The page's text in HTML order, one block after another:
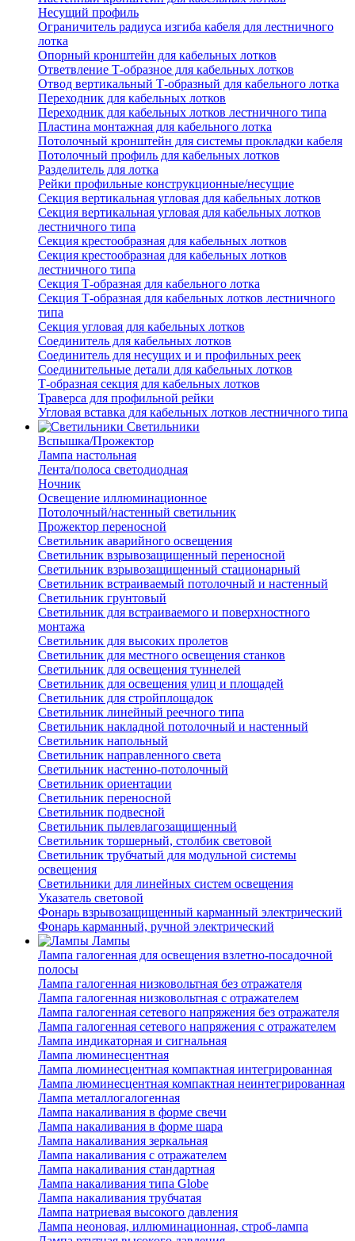
Несущий профиль
Ограничитель радиуса изгиба кабеля для лестничного
лотка
Опорный кронштейн для кабельных лотков
Ответвление Т-образное для кабельных лотков
Отвод вертикальный Т-образный для кабельного лотка
Переходник для кабельных лотков
Переходник для кабельных лотков лестничного типа
Пластина монтажная для кабельного лотка
Потолочный кронштейн для системы прокладки кабеля
Потолочный профиль для кабельных лотков
Разделитель для лотка
Рейки профильные конструкционные/несущие
Секция вертикальная угловая для кабельных лотков
Секция вертикальная угловая для кабельных лотков
лестничного типа
Секция крестообразная для кабельных лотков
Секция крестообразная для кабельных лотков
лестничного типа
Секция Т-образная для кабельного лотка
Секция Т-образная для кабельных лотков лестничного
типа
Секция угловая для кабельных лотков
Соединитель для кабельных лотков
Соединитель для несущих и и профильных реек
Соединительные детали для кабельных лотков
Т-образная секция для кабельных лотков
Траверса для профильной рейки
Угловая вставка для кабельных лотков лестничного типа
Светильники
Вспышка/Прожектор
Лампа настольная
Лента/полоса светодиодная
Ночник
Освещение иллюминационное
Потолочный/настенный светильник
Прожектор переносной
Светильник аварийного освещения
Светильник взрывозащищенный переносной
Светильник взрывозащищенный стационарный
Светильник встраиваемый потолочный и настенный
Светильник грунтовый
Светильник для встраиваемого и поверхностного
монтажа
Светильник для высоких пролетов
Светильник для местного освещения станков
Светильник для освещения туннелей
Светильник для освещения улиц и площадей
Светильник для стройплощадок
Светильник линейный реечного типа
Светильник накладной потолочный и настенный
Светильник напольный
Светильник направленного света
Светильник настенно-потолочный
Светильник ориентации
Светильник переносной
Светильник подвесной
Светильник пылевлагозащищенный
Светильник торшерный, столбик световой
Светильник трубчатый для модульной системы
освещения
Светильники для линейных систем освещения
Указатель световой
Фонарь взрывозащищенный карманный электрический
Фонарь карманный, ручной электрический
Лампы
Лампа галогенная для освещения взлетно-посадочной
полосы
Лампа галогенная низковольтная без отражателя
Лампа галогенная низковольтная с отражателем
Лампа галогенная сетевого напряжения без отражателя
Лампа галогенная сетевого напряжения с отражателем
Лампа индикаторная и сигнальная
Лампа люминесцентная
Лампа люминесцентная компактная интегрированная
Лампа люминесцентная компактная неинтегрированная
Лампа металлогалогенная
Лампа накаливания в форме свечи
Лампа накаливания в форме шара
Лампа накаливания зеркальная
Лампа накаливания с отражателем
Лампа накаливания стандартная
Лампа накаливания типа Globe
Лампа накаливания трубчатая
Лампа натриевая высокого давления
Лампа неоновая, иллюминационная, строб-лампа